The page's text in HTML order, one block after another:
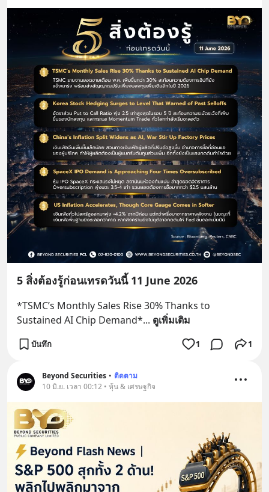
5 สิ่งต้องรู้ก่อนเทรดวันนี้ 11 June 2026
*TSMC’s Monthly Sales Rise 30% Thanks to
Sustained AI Chip Demand*... ดูเพิ่มเติม
บันทึก 1 1
Beyond Securities • ติดตาม
10 มิ.ย. เวลา 00:12 • หุ้น & เศรษฐกิจ